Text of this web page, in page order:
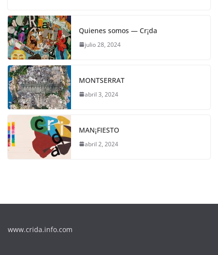
Quienes somos — Cr¡da
julio 28, 2024
MONTSERRAT
abril 3, 2024
MAN¡FIESTO
abril 2, 2024
www.crida.info.com